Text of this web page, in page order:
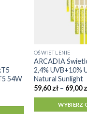
54W
OŚWIETLENIE
ARCADIA
2,4% UVB+10%
Natural Sunlight
59,60zł – 69,00
WYBIERZ
Ten
produkt
ma
wiele
wariantów.
Opcje